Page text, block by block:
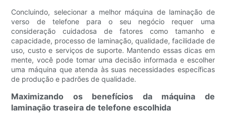
Concluindo, selecionar a melhor máquina de laminação de
verso de telefone para o seu negócio requer uma
consideração cuidadosa de fatores como tamanho e
capacidade, processo de laminação, qualidade, facilidade de
uso, custo e serviços de suporte. Mantendo essas dicas em
mente, você pode tomar uma decisão informada e escolher
uma máquina que atenda às suas necessidades específicas
de produção e padrões de qualidade.
Maximizando os benefícios da máquina de
laminação traseira de telefone escolhida